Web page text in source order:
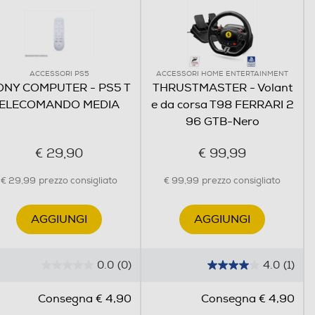
ACCESSORI PS5
COMPUTER - PS5 T
MEDIA
€ 29,90
€ 29,99 prezzo consigliato
AGGIUNGI
ACCESSORI HOME ENTERTAINMENT
THRUSTMASTER - Volant
e da corsa T98 FERRARI 2
96 GTB-Nero
€ 99,99
€ 99,99 prezzo consigliato
AGGIUNGI
0.0 (0) 4.0 (1)
Consegna € 4,90 Consegna € 4,90